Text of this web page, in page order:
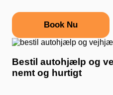
Book Nu
Bestil autohjælp og
nemt og hurtigt